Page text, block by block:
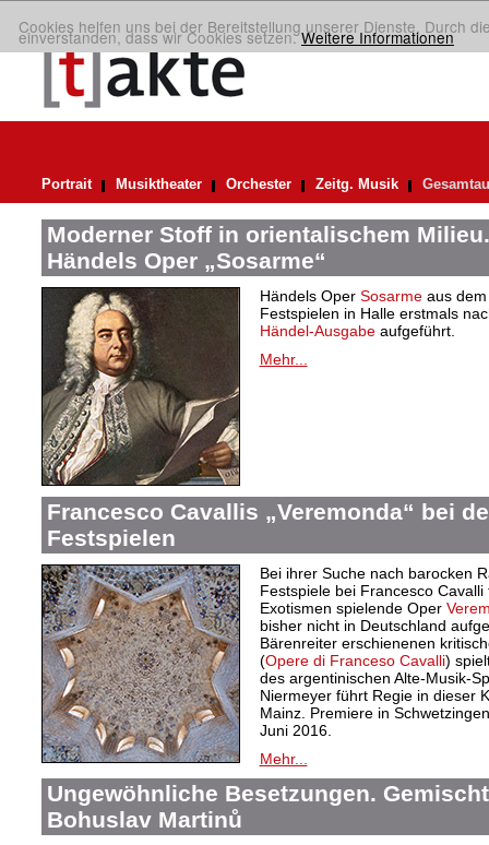
Cookies helfen uns bei der Bereitstellung unserer Dienste. Durch
einverstanden, dass wir Cookies setzen.Weitere Informationen
Portrait Musiktheater Orchester Zeitg. Musik
Moderner Stoff in orientalischem
Händels Oper „Sosarme“
Händels Oper Sosarmeaus dem
Festspielen in Halle erstmals
Händel-Ausgabeaufgeführt.
Mehr...
Francesco Cavallis „Veremonda“ bei
Festspielen
Bei ihrer Suche nach barocken
Festspiele bei Francesco
Exotismen spielende Oper
bisher nicht in Deutschland
Bärenreiter erschienenen
(Opere di Franceso Cavalli)
des argentinischen Alte-Musik-
Niermeyer führt Regie in dieser
Mainz. Premiere in
Juni 2016.
Mehr...
Ungewöhnliche Besetzungen.
Bohuslav Martinů